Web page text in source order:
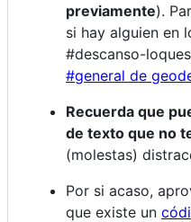
previamente).
si hay alguien en
#descanso-
#general de
Recuerda que
de texto que no
(molestas)
Por si acaso,
que existe un